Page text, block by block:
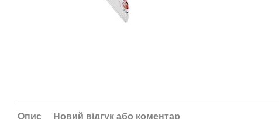
Опис Новий відгук або коментар